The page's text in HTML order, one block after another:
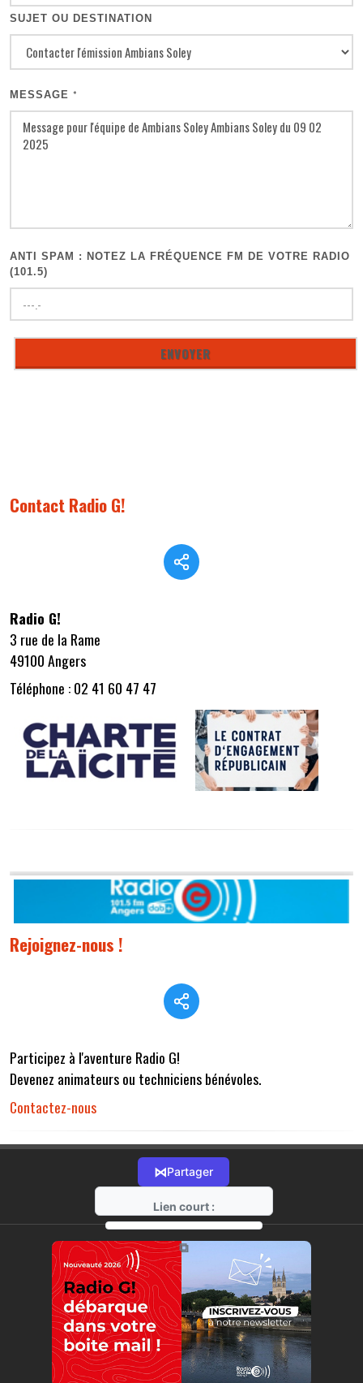
SUJET OU DESTINATION
MESSAGE *
ANTI SPAM : NOTEZ LA FRÉQUENCE FM DE VOTRE RADIO
(101.5)
Contact Radio G!
Radio G!
3 rue de la Rame
49100 Angers
Téléphone : 02 41 60 47 47
Rejoignez-nous !
Participez à l'aventure Radio G!
Devenez animateurs ou techniciens bénévoles.
Contactez-nous
⋈Partager
Lien court :
https://radio-g.fr?r32
⧉